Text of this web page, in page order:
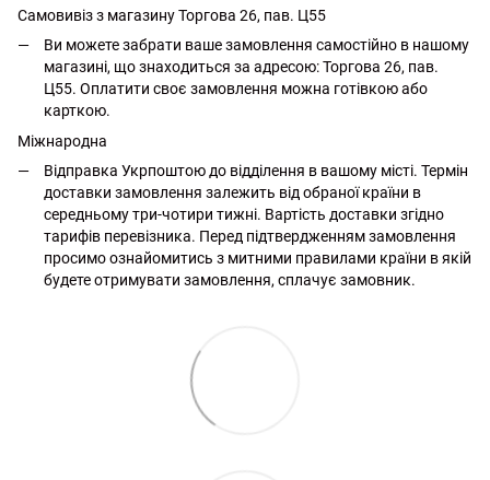
Самовивіз з магазину Торгова 26, пав. Ц55
Ви можете забрати ваше замовлення самостійно в нашому
магазині, що знаходиться за адресою: Торгова 26, пав.
Ц55. Оплатити своє замовлення можна готівкою або
карткою.
Міжнародна
Відправка Укрпоштою до відділення в вашому місті. Термін
доставки замовлення залежить від обраної країни в
середньому три-чотири тижні. Вартість доставки згідно
тарифів перевізника. Перед підтвердженням замовлення
просимо ознайомитись з митними правилами країни в якій
будете отримувати замовлення, сплачує замовник.